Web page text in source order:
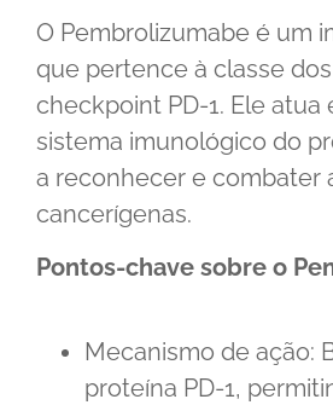
O Pembrolizumabe é um
que pertence à classe
checkpoint PD-1. Ele atua
sistema imunológico do
a reconhecer e combater
cancerígenas.
Pontos-chave sobre o
Mecanismo de ação:
proteína PD-1,